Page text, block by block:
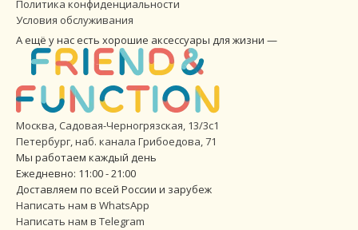
Политика конфиденциальности
Условия обслуживания
А ещё у нас есть хорошие аксессуары для жизни —
Москва, Садовая-Черногрязская, 13/3с1
Петербург,наб. канала Грибоедова, 71
Мы работаем каждый день
Ежедневно: 11:00 - 21:00
Доставляем по всей России и зарубеж
Написать нам в WhatsApp
Написать нам в Telegram